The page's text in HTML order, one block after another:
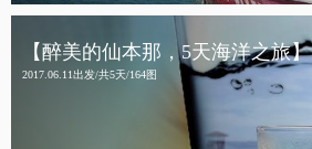
【醉美的仙本那，5天海洋之旅】
2017.06.11出发/共5天/164图